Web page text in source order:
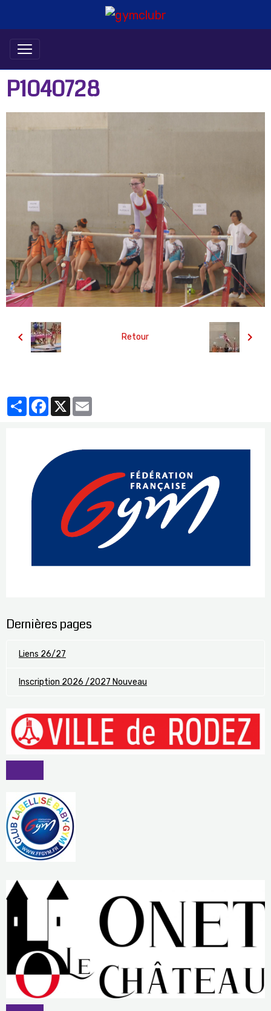
P1040728
Retour
PartagerFacebook
X
Dernières pages
Liens 26/27
Inscription 2026 /2027 Nouveau